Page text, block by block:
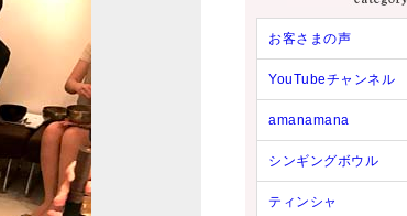
お客さまの声
YouTubeチャンネル
amanamana
シンギングボウル
ティンシャ